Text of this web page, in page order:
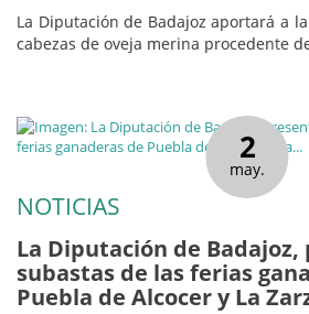
La Diputación de Badajoz aportará a
cabezas de oveja merina procedente
2
may.
NOTICIAS
La Diputación de
subastas de las ferias
Puebla de Alcocer y La